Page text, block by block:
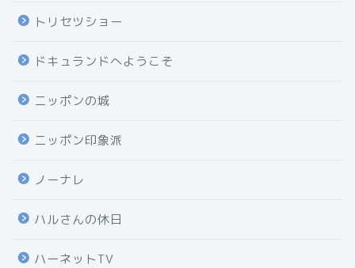
トリセツショー
ドキュランドへようこそ
ニッポンの城
ニッポン印象派
ノーナレ
ハルさんの休日
ハーネットTV